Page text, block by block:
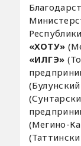
«ХОТУ»
«ИЛГЭ»
(Мегино-